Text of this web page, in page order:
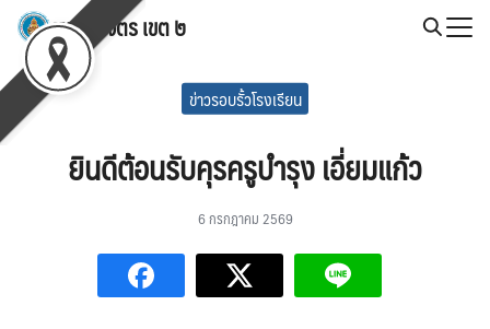
Skip
content
สพป.พิจิตร เขต ๒
Search
for: ข่าวรอบรั้วโรงเรียน
ยินดีต้อนรับคุรครูบำรุง เอี่ยมแก้ว
6 กรกฎาคม 2569